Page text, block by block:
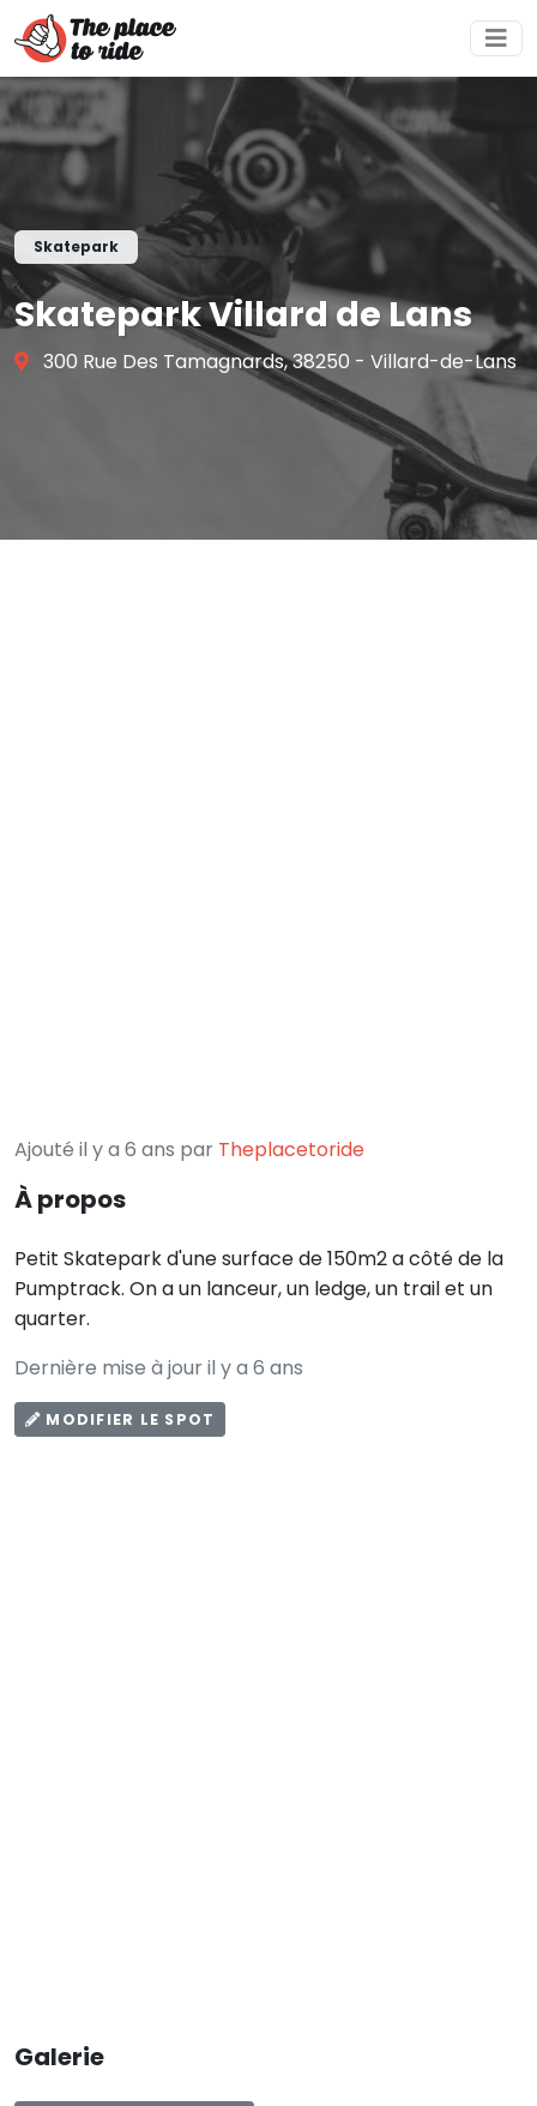
Skatepark
Skatepark Villard de Lans
300 Rue Des Tamagnards, 38250 - Villard-de-Lans
Ajouté il y a 6 ans par Theplacetoride
À propos
Petit Skatepark d'une surface de 150m2 a côté de la
Pumptrack. On a un lanceur, un ledge, un trail et un
quarter.
Dernière mise à jour il y a 6 ans
MODIFIER LE SPOT
Galerie